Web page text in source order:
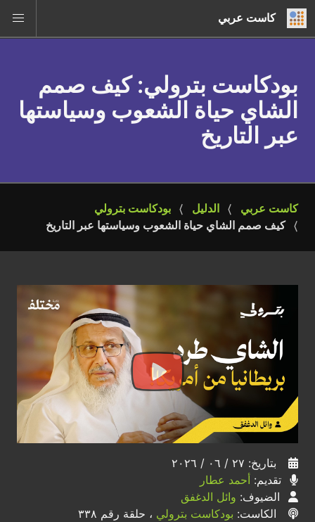
كاست عربي
بودكاست بترولي: كيف صمم
الشاي حياة الشعوب وسياستها
عبر التاريخ
كاست عربي الدليل
بودكاست بترولي
كيف صمم الشاي حياة الشعوب وسياستها عبر التاريخ
بتاريخ: ٢٧ / ٠٦ / ٢٠٢٦
تقديم: أحمد عطار
الضيوف: وائل الدغفق
الكاست: بودكاست بترولي ، حلقة رقم ٣٣٨